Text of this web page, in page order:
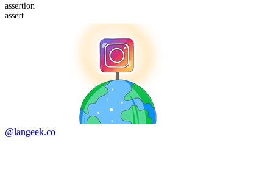
assertion
assert
@langeek.co